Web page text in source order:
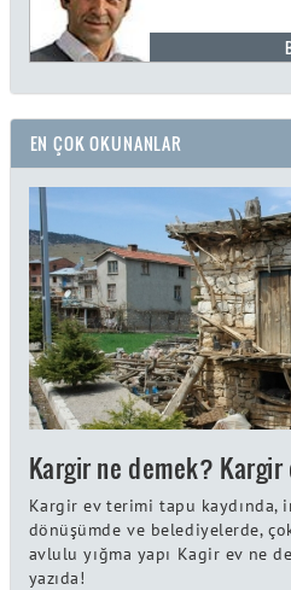
EN ÇOK OKUNANLAR
Kargir ne demek?
Kargir ev terimi tapu kaydında,
dönüşümde ve belediyelerde,
avlulu yığma yapı Kagir ev ne
yazıda!